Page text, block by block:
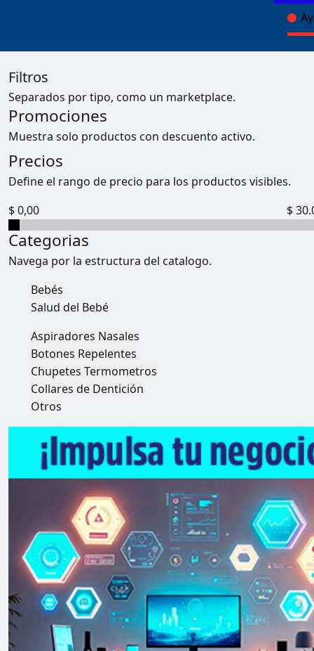
Filtros
Separados por tipo, como un marketplace.
Promociones
Muestra solo productos con descuento activo.
Precios
Define el rango de precio para los productos visibles.
$ 0,00
$
Categorias
Navega por la estructura del catalogo.
Bebés
Salud del Bebé
Aspiradores Nasales
Botones Repelentes
Chupetes Termometros
Collares de Dentición
Otros